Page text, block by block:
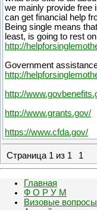
we mainly provide free
can get financial help
Being single means
least, is going to rest
http://
Government
http://
http://
http://www.grants.gov/
https://www.cfda.gov/
Страница 1 из 1 1
Главная
Ф О Р У М
Визовые вопросы